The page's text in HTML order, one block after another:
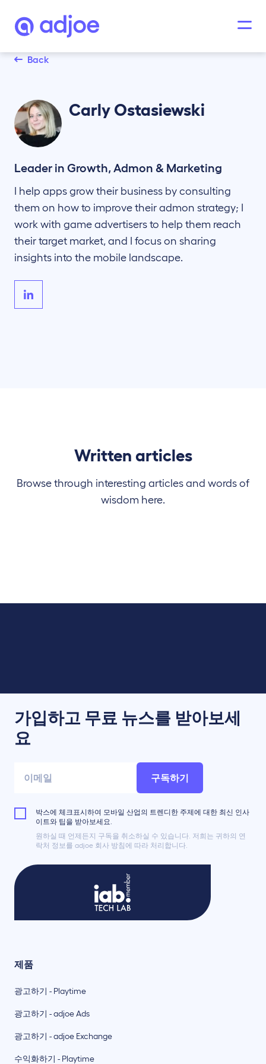
Back
Carly Ostasiewski
Leader in Growth, Admon & Marketing
I help apps grow their business by consulting
them on how to improve their admon strategy; I
work with game advertisers to help them reach
their target market, and I focus on sharing
insights into the mobile landscape.
Written articles
Browse through interesting articles and words of
wisdom here.
가입하고 무료 뉴스를 받아보세
요
구독하기
박스에 체크표시하여 모바일 산업의 트렌디한 주제에 대한 최신 인사
이트와 팁을 받아보세요.
원하실 때 언제든지 구독을 취소하실 수 있습니다. 저희는 귀하의 연
락처 정보를 adjoe 회사 방침에 따라 처리합니다.
제품
광고하기 - Playtime
광고하기 - adjoe Ads
광고하기 - adjoe Exchange
수익화하기 - Playtime